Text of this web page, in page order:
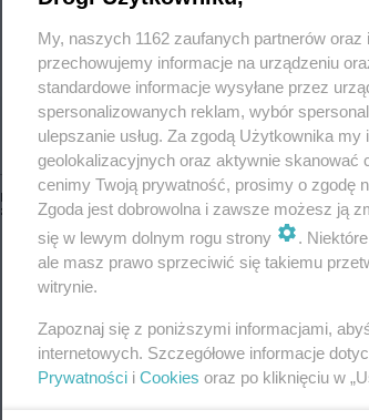
Nie zapomnij
zapoznać się z:
polityką prywatności regulamin korzystania z portali
My, naszych 1162 zaufanych partnerów
przechowujemy informacje na urządzeniu
standardowe informacje wysyłane przez
spersonalizowanych reklam, wybór
ulepszanie usług. Za zgodą Użytkownika
geolokalizacyjnych oraz aktywnie skanować
cenimy Twoją prywatność, prosimy o zgodę
Zgoda jest dobrowolna i zawsze możesz ją
się w lewym dolnym rogu strony
.
ale masz prawo sprzeciwić się takiemu
witrynie.
Zapoznaj się z poniższymi informacjami,
internetowych. Szczegółowe informacje
Prywatności i Cookies oraz po kliknięciu w